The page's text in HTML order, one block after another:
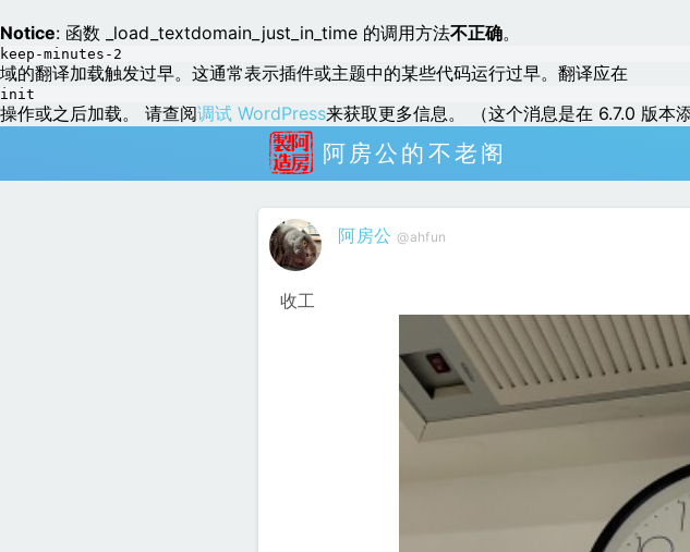
Notice: 函数 _load_textdomain_just_in_time 的调用方法不正确。
keep-minutes-2
域的翻译加载触发过早。这通常表示插件或主题中的某些代码运行过早。翻译应在
init
操作或之后加载。 请查阅调试 WordPress来获取更多信息。 （这个消息是在 6.7.0 版本
阿房公的不老阁
阿房公 @ahfun
收工